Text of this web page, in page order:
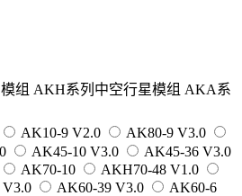
组 AKH系列中空行星模组 AKA系
AK10-9 V2.0
AK80-9 V3.0
AK45-10 V3.0
AK45-36 V3.0
AK70-10
AKH70-48 V1.0
AK60-39 V3.0
AK60-6